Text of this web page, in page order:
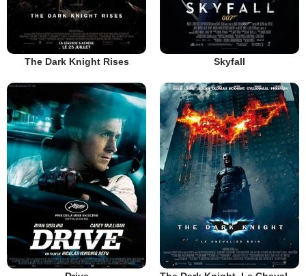
The Dark Knight Rises Skyfall